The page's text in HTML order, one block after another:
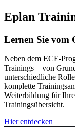
Eplan
Lernen Sie vom
Neben dem
Trainings – von
unterschiedliche
komplette
Weiterbildung für
Trainingsübersicht.
Hier entdecken